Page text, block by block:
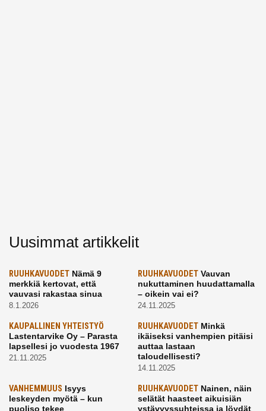
Uusimmat artikkelit
RUUHKAVUODET Nämä 9
merkkiä kertovat, että
vauvasi rakastaa sinua
8.1.2026
RUUHKAVUODETVauvan
nukuttaminen huudattamalla
– oikein vai ei?
24.11.2025
KAUPALLINEN YHTEISTYÖ
Lastentarvike Oy – Parasta
lapsellesi jo vuodesta 1967
21.11.2025
RUUHKAVUODETMinkä
ikäiseksi vanhempien pitäisi
auttaa lastaan
taloudellisesti?
14.11.2025
VANHEMMUUS Isyys
leskeyden myötä – kun
puoliso tekee
RUUHKAVUODETNainen, näin
selätät haasteet aikuisiän
ystävyyssuhteissa ja löydät